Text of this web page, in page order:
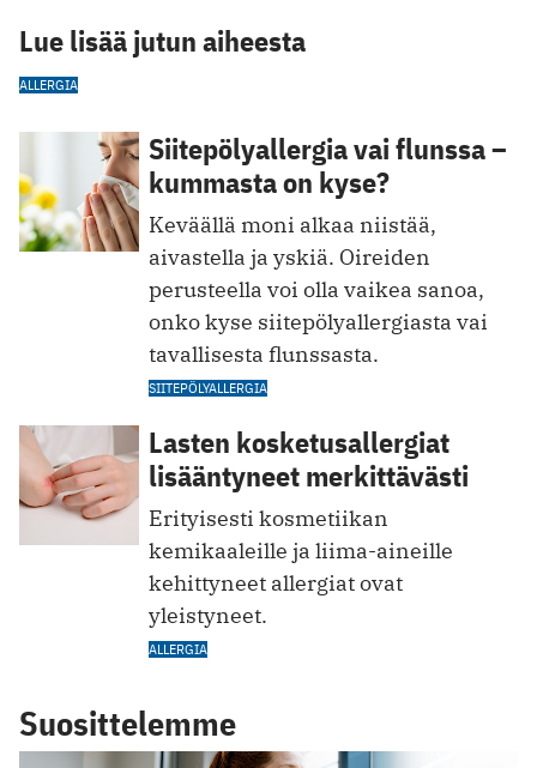
Lue lisää jutun aiheesta
ALLERGIA
Siitepölyallergia vai flunssa –
kummasta on kyse?
Keväällä moni alkaa niistää,
aivastella ja yskiä. Oireiden
perusteella voi olla vaikea sanoa,
onko kyse siitepölyallergiasta vai
tavallisesta flunssasta.
SIITEPÖLYALLERGIA
Lasten kosketusallergiat
lisääntyneet merkittävästi
Erityisesti kosmetiikan
kemikaaleille ja liima-aineille
kehittyneet allergiat ovat
yleistyneet.
ALLERGIA
Suosittelemme